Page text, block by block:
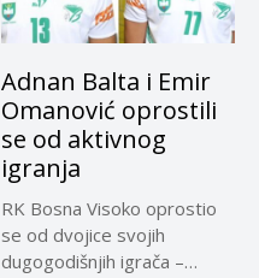
Adnan Balta i Emir
Omanović oprostili
se od aktivnog
igranja
RK Bosna Visoko oprostio
se od dvojice svojih
dugogodišnjih igrača –